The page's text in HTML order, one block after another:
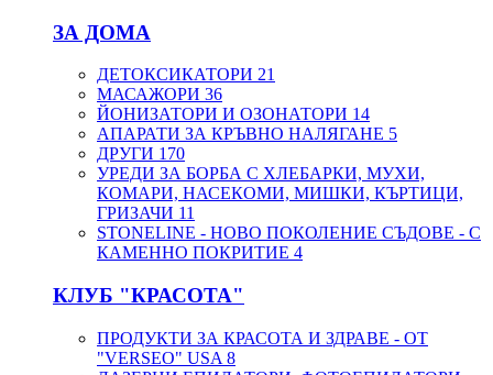
ЗА ДОМА
ДЕТОКСИКАТОРИ 21
МАСАЖОРИ 36
ЙОНИЗАТОРИ И ОЗОНАТОРИ 14
АПАРАТИ ЗА КРЪВНО НАЛЯГАНЕ 5
ДРУГИ 170
УРЕДИ ЗА БОРБА С ХЛЕБАРКИ, МУХИ,
КОМАРИ, НАСЕКОМИ, МИШКИ, КЪРТИЦИ,
ГРИЗАЧИ 11
STONELINE - НОВО ПОКОЛЕНИЕ СЪДОВЕ - С
КАМЕННО ПОКРИТИЕ 4
КЛУБ "КРАСОТА"
ПРОДУКТИ ЗА КРАСОТА И ЗДРАВЕ - ОТ
"VERSEO" USA 8